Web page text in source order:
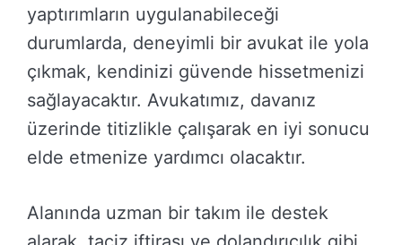
yaptırımların uygulanabileceği
durumlarda, deneyimli bir avukat ile yola
çıkmak, kendinizi güvende hissetmenizi
sağlayacaktır. Avukatımız, davanız
üzerinde titizlikle çalışarak en iyi sonucu
elde etmenize yardımcı olacaktır.
Alanında uzman bir takım ile destek